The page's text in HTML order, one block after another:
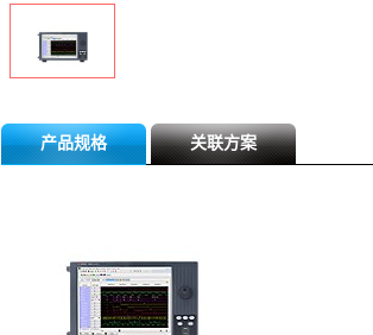
产品规格 关联方案